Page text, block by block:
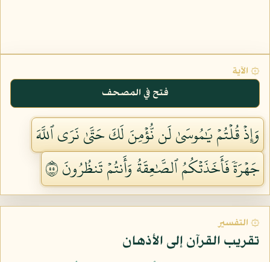
۞ الآية
فتح في المصحف
وَإِذۡ قُلۡتُمۡ يَٰمُوسَىٰ لَن نُّؤۡمِنَ لَكَ حَتَّىٰ نَرَى ٱللَّهَ
جَهۡرَةٗ فَأَخَذَتۡكُمُ ٱلصَّٰعِقَةُ وَأَنتُمۡ تَنظُرُونَ ٥٥
۞ التفسير
تقريب القرآن إلى الأذهان